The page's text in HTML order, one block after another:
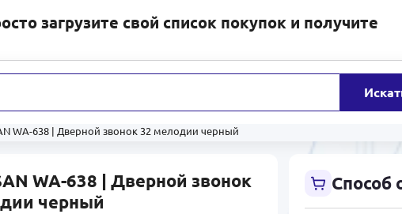
загрузите свой список покупок и получите
WA-638 | Дверной звонок 32 мелодии черный
WA-638 | Дверной звонок
черный
Способ